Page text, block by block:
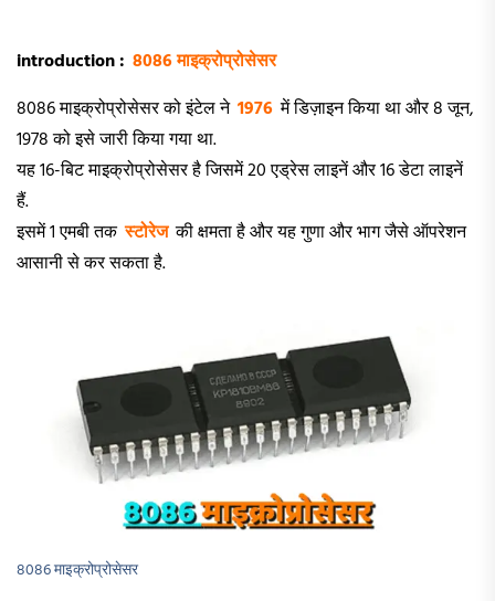
introduction : 8086 माइक्रोप्रोसेसर
8086 माइक्रोप्रोसेसर को इंटेल ने 1976 में डिज़ाइन किया था और 8 जून,
1978 को इसे जारी किया गया था.
यह 16-बिट माइक्रोप्रोसेसर है जिसमें 20 एड्रेस लाइनें और 16 डेटा लाइनें
हैं.
इसमें 1 एमबी तक स्टोरेज की क्षमता है और यह गुणा और भाग जैसे ऑपरेशन
आसानी से कर सकता है.
8086 माइक्रोप्रोसेसर